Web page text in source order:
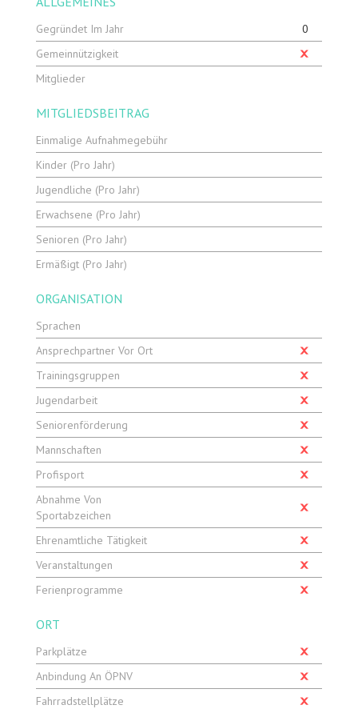
Gegründet Im Jahr
0
Gemeinnützigkeit
Mitglieder
MITGLIEDSBEITRAG
Einmalige Aufnahmegebühr
Kinder (pro Jahr)
Jugendliche (pro Jahr)
Erwachsene (pro Jahr)
Senioren (pro Jahr)
Ermäßigt (pro Jahr)
ORGANISATION
Sprachen
Ansprechpartner Vor Ort
Trainingsgruppen
Jugendarbeit
Seniorenförderung
Mannschaften
Profisport
Abnahme Von
Sportabzeichen
Ehrenamtliche Tätigkeit
Veranstaltungen
Ferienprogramme
ORT
Parkplätze
Anbindung An ÖPNV
Fahrradstellplätze